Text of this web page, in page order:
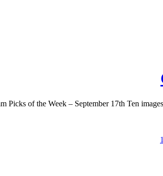
Picks of the Week – September 17th Ten